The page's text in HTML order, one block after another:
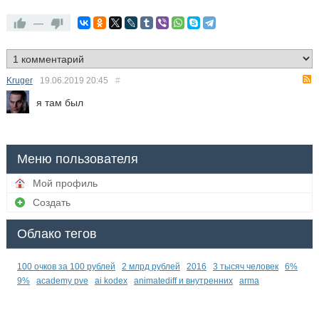
—
Kruger 19.06.2019 20:45 #
я там был
Меню пользователя
Мой профиль
Создать
Облако тегов
100 очков за 100 рублей 2 млрд рублей 2016 3 тысяч человек
6%
9%
academy pve ai kodex animatediff и внутренних arma